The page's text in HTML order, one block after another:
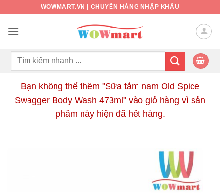
nội
WOWMART.VN | CHUYÊN HÀNG NHẬP KHẨU
Tìm
Bạn không thể thêm "Sữa tắm nam Old Spice
Swagger Body Wash 473ml" vào giỏ hàng vì sản
phẩm này hiện đã hết hàng.